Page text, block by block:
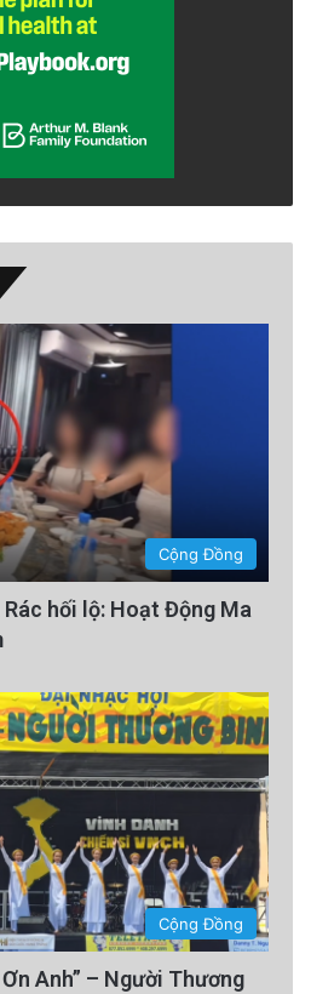
Cộng Đồng
hối lộ: Hoạt Động Ma
Cộng Đồng
Anh” – Người Thương